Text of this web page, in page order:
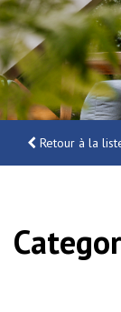
Retour à la